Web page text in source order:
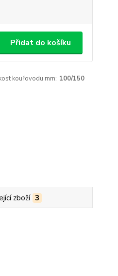
Přidat do košíku
kouřovodu mm: 100/150
zboží 3